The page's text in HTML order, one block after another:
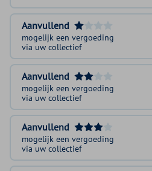
Aanvullend
mogelijk een vergoeding
via uw collectief
Aanvullend
mogelijk een vergoeding
via uw collectief
Aanvullend
mogelijk een vergoeding
via uw collectief